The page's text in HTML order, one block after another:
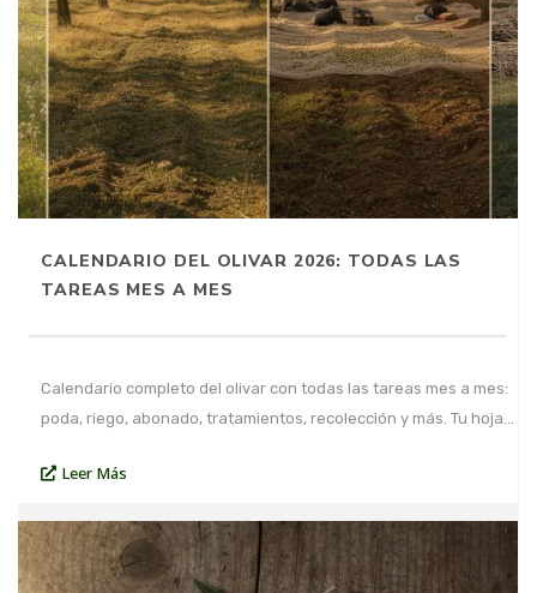
CALENDARIO DEL OLIVAR 2026: TODAS LAS
TAREAS MES A MES
Calendario completo del olivar con todas las tareas mes a mes:
poda, riego, abonado, tratamientos, recolección y más. Tu hoja…
Leer Más